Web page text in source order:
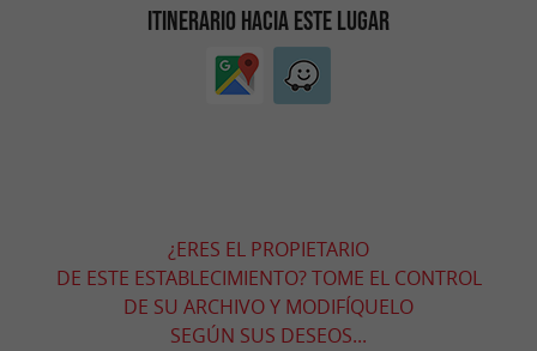
ITINERARIO HACIA ESTE LUGAR
¿ERES EL PROPIETARIO
DE ESTE ESTABLECIMIENTO? TOME EL CONTROL
DE SU ARCHIVO Y MODIFÍQUELO
SEGÚN SUS DESEOS...